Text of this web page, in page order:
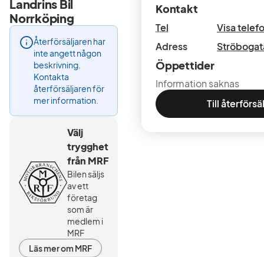
Landrins Bil
Norrköping
Återförsäljaren har
inte angett någon
beskrivning.
Kontakta
återförsäljaren för
mer information.
Välj
trygghet
från MRF
Bilen säljs
av ett
företag
som är
medlem i
MRF
Läs mer om MRF
Kontakt
Tel
Visa
Adress
Öppettider
Information saknas
Till